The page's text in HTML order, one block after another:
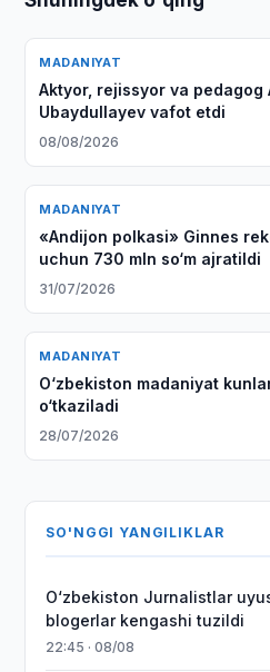
MADANIYAT
Aktyor, rejissyor va pedagog
Ubaydullayev vafot etdi
08/08/2026
MADANIYAT
«Andijon polkasi» Ginnes
uchun 730 mln so‘m ajratildi
31/07/2026
MADANIYAT
O‘zbekiston madaniyat
o‘tkaziladi
28/07/2026
SO'NGGI YANGILIKLAR
O‘zbekiston Jurnalistlar
blogerlar kengashi tuzildi
22:45 · 08/08